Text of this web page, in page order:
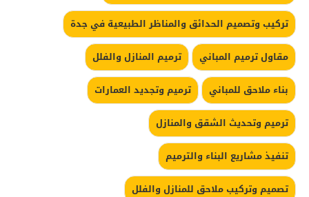
تركيب وتصميم الحدائق والمناظر الطبيعية في جدة
مقاول ترميم المباني
ترميم المنازل والفلل
بناء ملاحق للمباني
ترميم وتجديد العمارات
ترميم وتحديث الشقق والمنازل
تنفيذ مشاريع البناء والترميم
تصميم وتركيب ملاحق للمنازل والفلل